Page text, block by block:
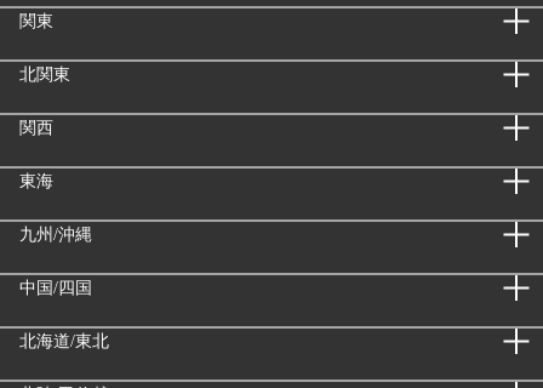
関東
北関東
関西
東海
九州/沖縄
中国/四国
北海道/東北